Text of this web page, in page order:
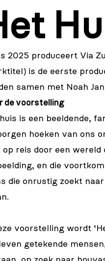
2025 produceert Via
is de eerste
samen met Noah
de voorstelling
is een beeldende,
hoeken van ons
op reis door een
en die
die onrustig zoekt
voorstelling wordt
getekende